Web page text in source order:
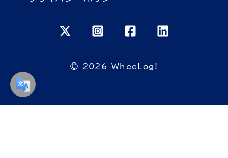
© 2026 WheeLog!